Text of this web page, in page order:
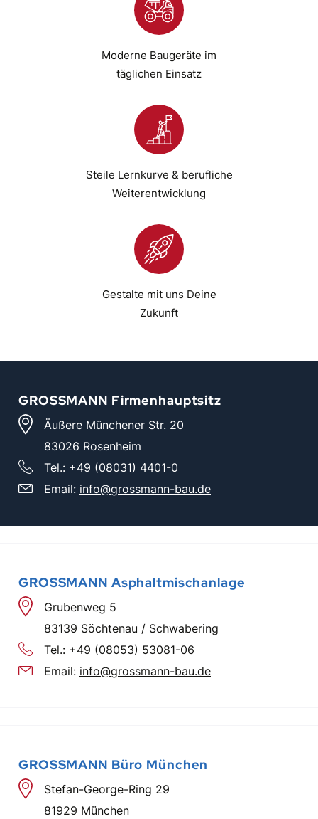
Moderne Baugeräte im
täglichen Einsatz
Steile Lernkurve & berufliche
Weiterentwicklung
Gestalte mit uns Deine
Zukunft
GROSSMANN Firmenhauptsitz
Äußere Münchener Str. 20
83026 Rosenheim
Tel.: +49 (08031) 4401-0
Email: info@grossmann-bau.de
GROSSMANN Asphaltmischanlage
Grubenweg 5
83139 Söchtenau / Schwabering
Tel.: +49 (08053) 53081-06
Email: info@grossmann-bau.de
GROSSMANN Büro München
Stefan-George-Ring 29
81929 München